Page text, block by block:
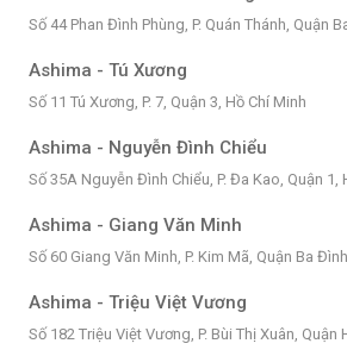
Số 44 Phan Đình Phùng, P. Quán Thánh, Quận
Ashima - Tú Xương
Số 11 Tú Xương, P. 7, Quận 3, Hồ Chí Minh
Ashima - Nguyễn Đình Chiểu
Số 35A Nguyễn Đình Chiểu, P. Đa Kao, Quận 1,
Ashima - Giang Văn Minh
Số 60 Giang Văn Minh, P. Kim Mã, Quận Ba
Ashima - Triệu Việt Vương
Số 182 Triệu Việt Vương, P. Bùi Thị Xuân, Quận